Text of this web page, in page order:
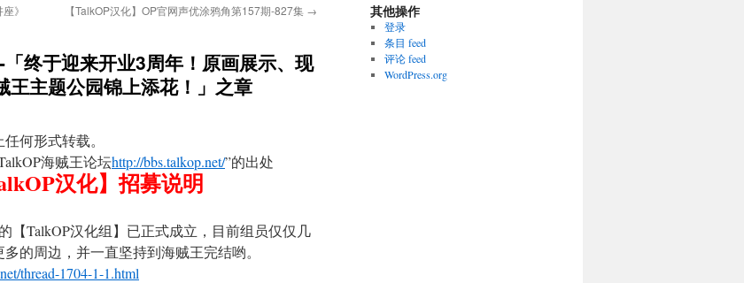
》
【TalkOP汉化】OP官网声优涂鸦角第157期-827集 →
「终于迎来开业3周年！原画展示、现
王主题公园锦上添花！」之章
何形式转载。
海贼王论坛http://bbs.talkop.net/”的出处
汉化】招募说明
【TalkOP汉化组】已正式成立，目前组员仅仅几
的周边，并一直坚持到海贼王完结哟。
thread-1704-1-1.html
其他操作
登录
条目 feed
评论 feed
WordPress.org